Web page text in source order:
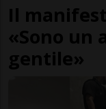
Il
«Sono un
gentile»